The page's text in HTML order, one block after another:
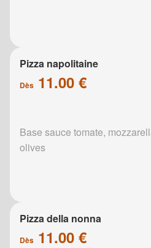
Pizza napolitaine
Dès 11.00 €
Base sauce tomate,
olives
Pizza della nonna
Dès 11.00 €